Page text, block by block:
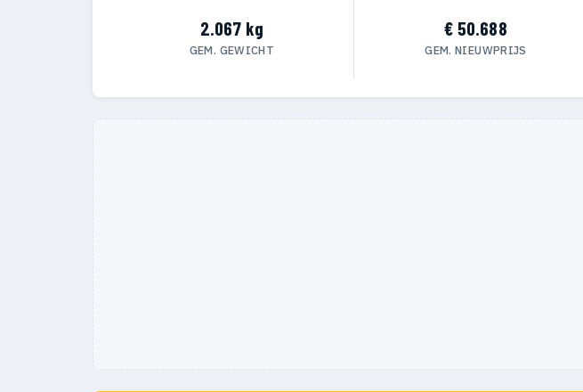
2.067 kg
GEM. GEWICHT
€ 50.688
GEM. NIEUWPRIJS